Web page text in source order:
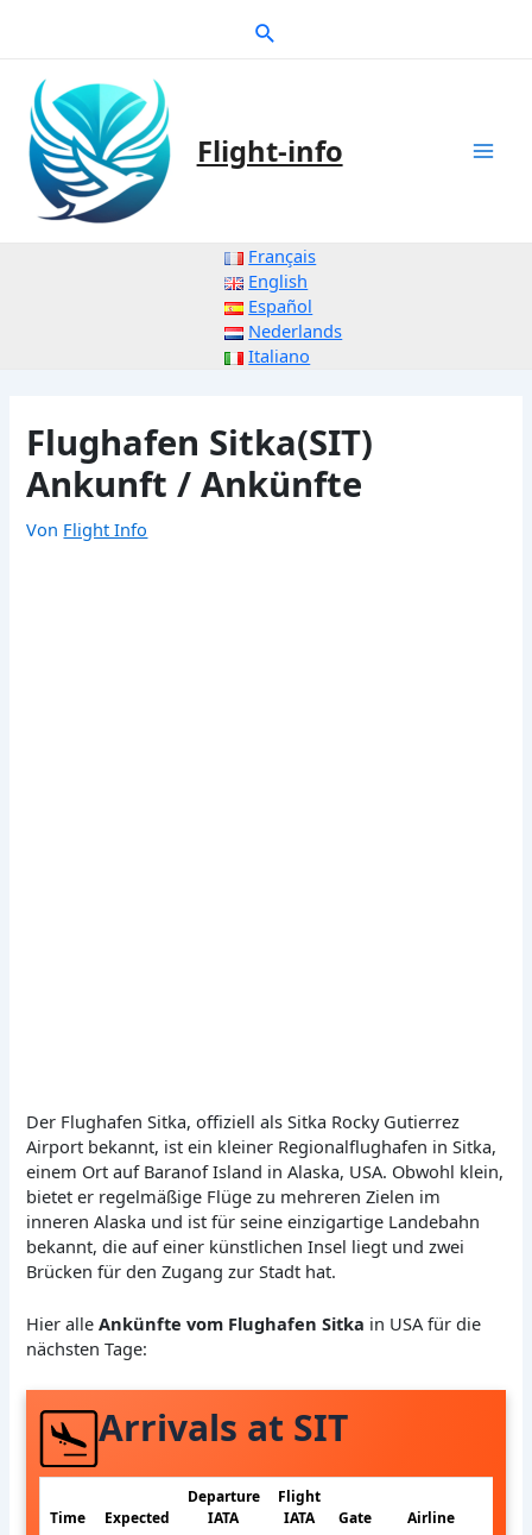
Suche
Flight-info
Français
English
Español
Nederlands
Italiano
Flughafen Sitka(SIT)
Ankunft / Ankünfte
Von Flight Info
Der Flughafen Sitka, offiziell als Sitka Rocky Gutierrez
Airport bekannt, ist ein kleiner Regionalflughafen in Sitka,
einem Ort auf Baranof Island in Alaska, USA. Obwohl klein,
bietet er regelmäßige Flüge zu mehreren Zielen im
inneren Alaska und ist für seine einzigartige Landebahn
bekannt, die auf einer künstlichen Insel liegt und zwei
Brücken für den Zugang zur Stadt hat.
Hier alleAnkünfte vom Flughafen Sitka in USA für die
nächsten Tage:
Arrivals at SIT
Time Expected
Departure
IATA
Flight
IATA
Gate
Airline